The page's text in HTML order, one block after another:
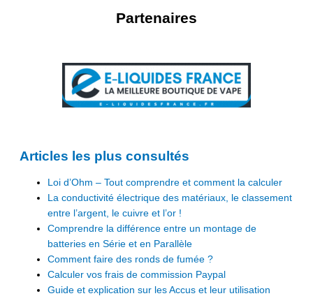
Partenaires
Articles les plus consultés
Loi d’Ohm – Tout comprendre et comment la calculer
La conductivité électrique des matériaux, le classement
entre l’argent, le cuivre et l’or !
Comprendre la différence entre un montage de
batteries en Série et en Parallèle
Comment faire des ronds de fumée ?
Calculer vos frais de commission Paypal
Guide et explication sur les Accus et leur utilisation